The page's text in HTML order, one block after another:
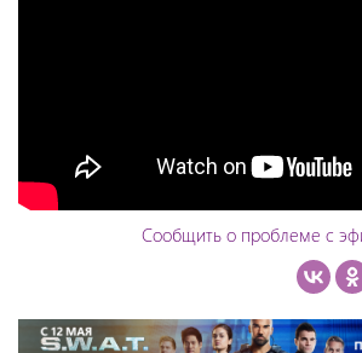
Сообщить о проблеме с